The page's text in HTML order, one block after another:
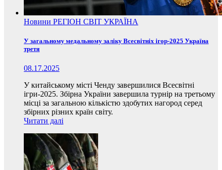
Новини РЕГІОН СВІТ УКРАЇНА
У загальному медальному заліку Всесвітніх ігор-2025 Україна
третя
08.17.2025
У китайському місті Ченду завершилися Всесвітні
ігри-2025. Збірна України завершила турнір на третьому
місці за загальною кількістю здобутих нагород серед
збірних різних країн світу.
Читати далі